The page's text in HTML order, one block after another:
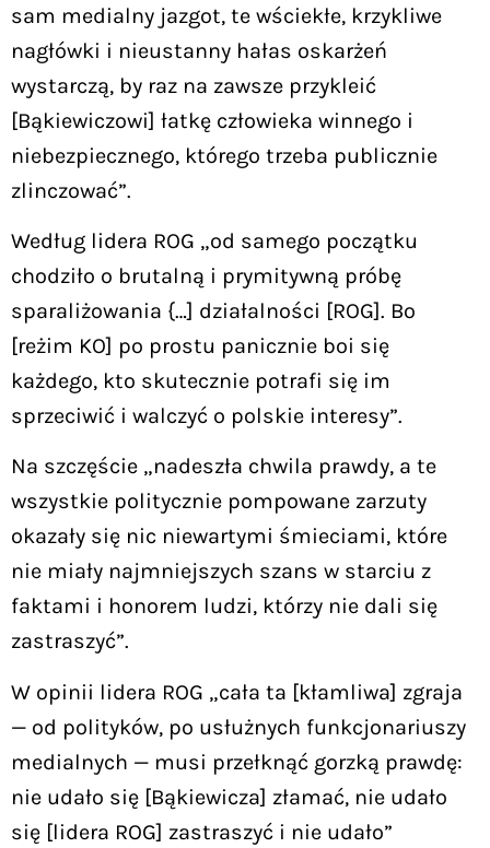
sam medialny jazgot, te wściekłe, krzykliwe
nagłówki i nieustanny hałas oskarżeń
wystarczą, by raz na zawsze przykleić
[Bąkiewiczowi] łatkę człowieka winnego i
niebezpiecznego, którego trzeba publicznie
zlinczować”.
Według lidera ROG „od samego początku
chodziło o brutalną i prymitywną próbę
sparaliżowania {…] działalności [ROG]. Bo
[reżim KO] po prostu panicznie boi się
każdego, kto skutecznie potrafi się im
sprzeciwić i walczyć o polskie interesy”.
Na szczęście „nadeszła chwila prawdy, a te
wszystkie politycznie pompowane zarzuty
okazały się nic niewartymi śmieciami, które
nie miały najmniejszych szans w starciu z
faktami i honorem ludzi, którzy nie dali się
zastraszyć”.
W opinii lidera ROG „cała ta [kłamliwa] zgraja
— od polityków, po usłużnych funkcjonariuszy
medialnych — musi przełknąć gorzką prawdę:
nie udało się [Bąkiewicza] złamać, nie udało
się [lidera ROG] zastraszyć i nie udało”